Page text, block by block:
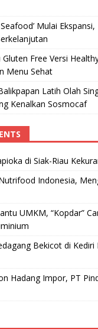
Mulai Ekspansi,
Free Versi
Menu Sehat
Latih Olah
Kenalkan Sosmocaf
di Siak-Riau
Indonesia,
UMKM, “Kopdar”
Bekicot di Kediri
Hadang Impor, PT